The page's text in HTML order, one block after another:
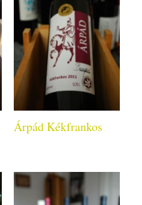
Árpád Kékfrankos